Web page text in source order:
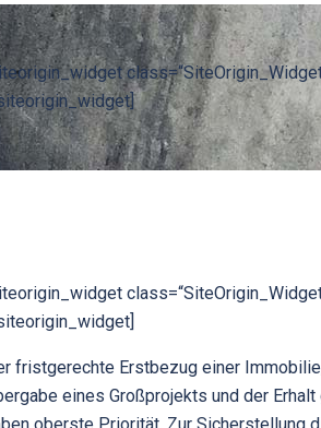
fristgerechte Erstbezug einer
eines Großprojekts und der